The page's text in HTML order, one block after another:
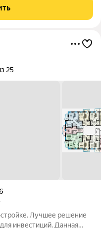
По всем интересующим
25
Лучшее решение
инвестиций. Данная